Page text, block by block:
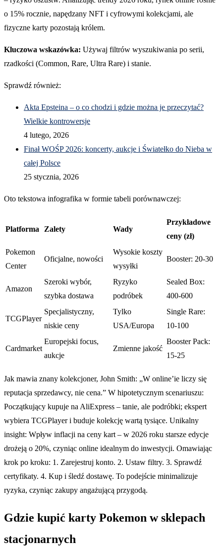
o 15% rocznie, napędzany NFT i cyfrowymi kolekcjami, ale
fizyczne karty pozostają królem.
Kluczowa wskazówka: Używaj filtrów wyszukiwania po serii,
rzadkości (Common, Rare, Ultra Rare) i stanie.
Sprawdź również:
Akta Epsteina – o co chodzi i gdzie można je przeczytać?
Wielkie kontrowersje
4 lutego, 2026
Finał WOŚP 2026: koncerty, aukcje i Światełko do Nieba w
całej Polsce
25 stycznia, 2026
Oto tekstowa infografika w formie tabeli porównawczej:
Platforma Zalety Wady
Przykładowe
ceny (zł)
Pokemon
Center
Oficjalne, nowości
Wysokie koszty
wysyłki
Booster: 20-30
Amazon
Szeroki wybór,
szybka dostawa
Ryzyko
podróbek
Sealed Box:
400-600
TCGPlayer
Specjalistyczny,
niskie ceny
Tylko
USA/Europa
Single Rare:
10-100
Cardmarket
Europejski focus,
aukcje
Zmienne jakość
Booster Pack:
15-25
Jak mawia znany kolekcjoner, John Smith: „W online’ie liczy się
reputacja sprzedawcy, nie cena.” W hipotetycznym scenariuszu:
Początkujący kupuje na AliExpress – tanie, ale podróbki; ekspert
wybiera TCGPlayer i buduje kolekcję wartą tysiące. Unikalny
insight: Wpływ inflacji na ceny kart – w 2026 roku starsze edycje
drożeją o 20%, czyniąc online idealnym do inwestycji. Omawiając
krok po kroku: 1. Zarejestruj konto. 2. Ustaw filtry. 3. Sprawdź
certyfikaty. 4. Kup i śledź dostawę. To podejście minimalizuje
ryzyka, czyniąc zakupy angażującą przygodą.
Gdzie kupić karty Pokemon w sklepach
stacjonarnych